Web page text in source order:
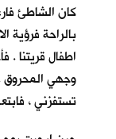
كان الشاطئ
بالراحة فرؤية
اطفال قريتنا
وجهي
تستفزني ،